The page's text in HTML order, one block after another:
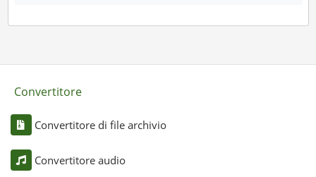
Convertitore
Convertitore di file archivio
Convertitore audio